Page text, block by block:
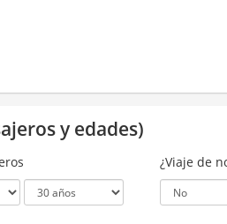
y edades)
¿Viaje de